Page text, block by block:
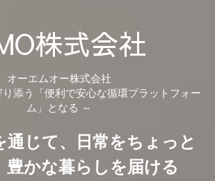
株式会社
オーエムオー株式会社
り添う「便利で安心な循環プラットフォー
ム」となる ～
通じて、日常をちょっと
豊かな暮らしを届ける